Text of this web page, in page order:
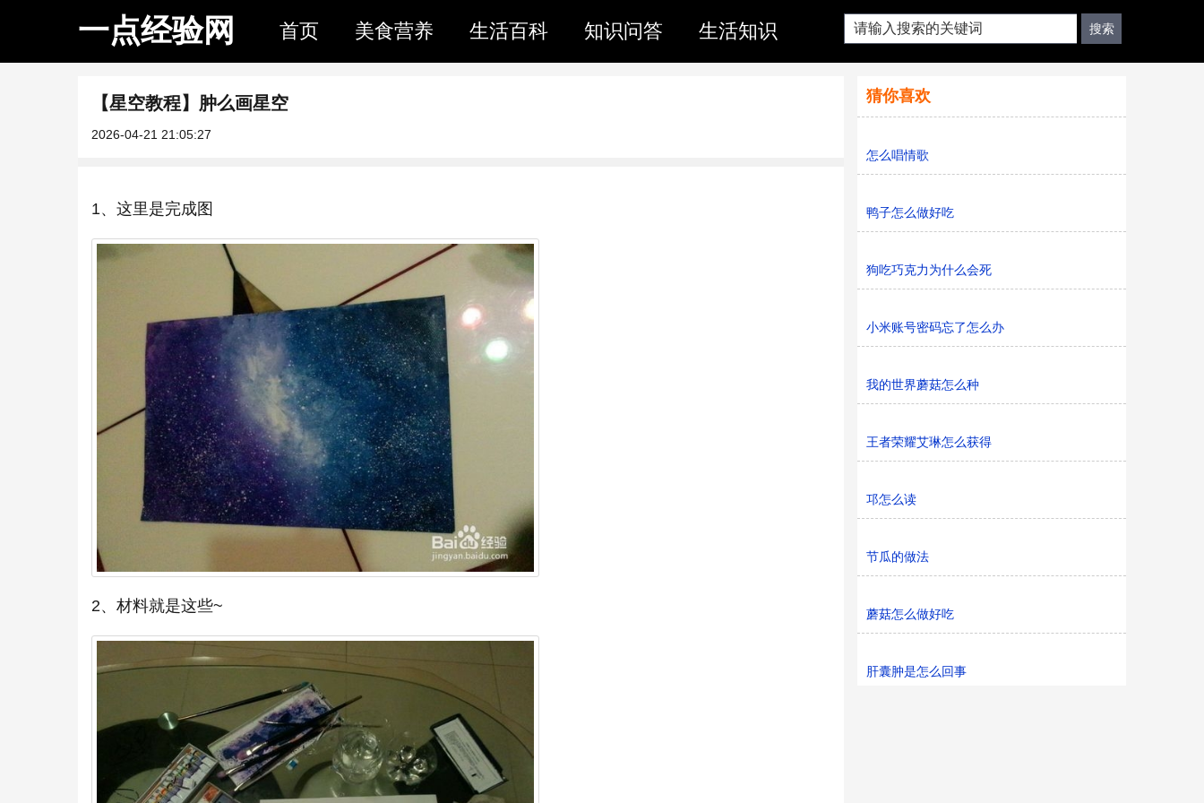
一点经验网 首页 美食营养 生活百科 知识问答 生活知识
【星空教程】肿么画星空
2026-04-21 21:05:27
1、这里是完成图
2、材料就是这些~
猜你喜欢
怎么唱情歌
鸭子怎么做好吃
狗吃巧克力为什么会死
小米账号密码忘了怎么办
我的世界蘑菇怎么种
王者荣耀艾琳怎么获得
邛怎么读
节瓜的做法
蘑菇怎么做好吃
肝囊肿是怎么回事